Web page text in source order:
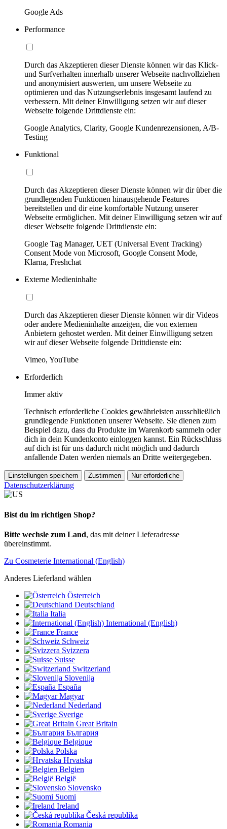
Google Ads
Performance
Durch das Akzeptieren dieser Dienste können wir das Klick-
und Surfverhalten innerhalb unserer Webseite nachvollziehen
und anonymisiert auswerten, um unsere Webseite zu
optimieren und das Nutzungserlebnis insgesamt laufend zu
verbessern. Mit deiner Einwilligung setzen wir auf dieser
Webseite folgende Drittdienste ein:
Google Analytics, Clarity, Google Kundenrezensionen, A/B-
Testing
Funktional
Durch das Akzeptieren dieser Dienste können wir dir über die
grundlegenden Funktionen hinausgehende Features
bereitstellen und dir eine komfortable Nutzung unserer
Webseite ermöglichen. Mit deiner Einwilligung setzen wir auf
dieser Webseite folgende Drittdienste ein:
Google Tag Manager, UET (Universal Event Tracking)
Consent Mode von Microsoft, Google Consent Mode,
Klarna, Freshchat
Externe Medieninhalte
Durch das Akzeptieren dieser Dienste können wir dir Videos
oder andere Medieninhalte anzeigen, die von externen
Anbietern gehostet werden. Mit deiner Einwilligung setzen
wir auf dieser Webseite folgende Drittdienste ein:
Vimeo, YouTube
Erforderlich
Immer aktiv
Technisch erforderliche Cookies gewährleisten ausschließlich
grundlegende Funktionen unserer Webseite. Sie dienen zum
Beispiel dazu, dass du Produkte im Warenkorb sammeln oder
dich in dein Kundenkonto einloggen kannst. Ein Rückschluss
auf dich ist für uns dadurch nicht möglich und dadurch
anfallende Daten werden niemals an Dritte weitergegeben.
Einstellungen speichern Zustimmen Nur erforderliche
Datenschutzerklärung
Bist du im richtigen Shop?
Bitte wechsle zum Land, das mit deiner Lieferadresse
übereinstimmt.
Zu Cosmeterie International (English)
Anderes Lieferland wählen
Österreich
Deutschland
Italia
International (English)
France
Schweiz
Svizzera
Suisse
Switzerland
Slovenija
España
Magyar
Nederland
Sverige
Great Britain
България
Belgique
Polska
Hrvatska
Belgien
België
Slovensko
Suomi
Ireland
Česká republika
Romania